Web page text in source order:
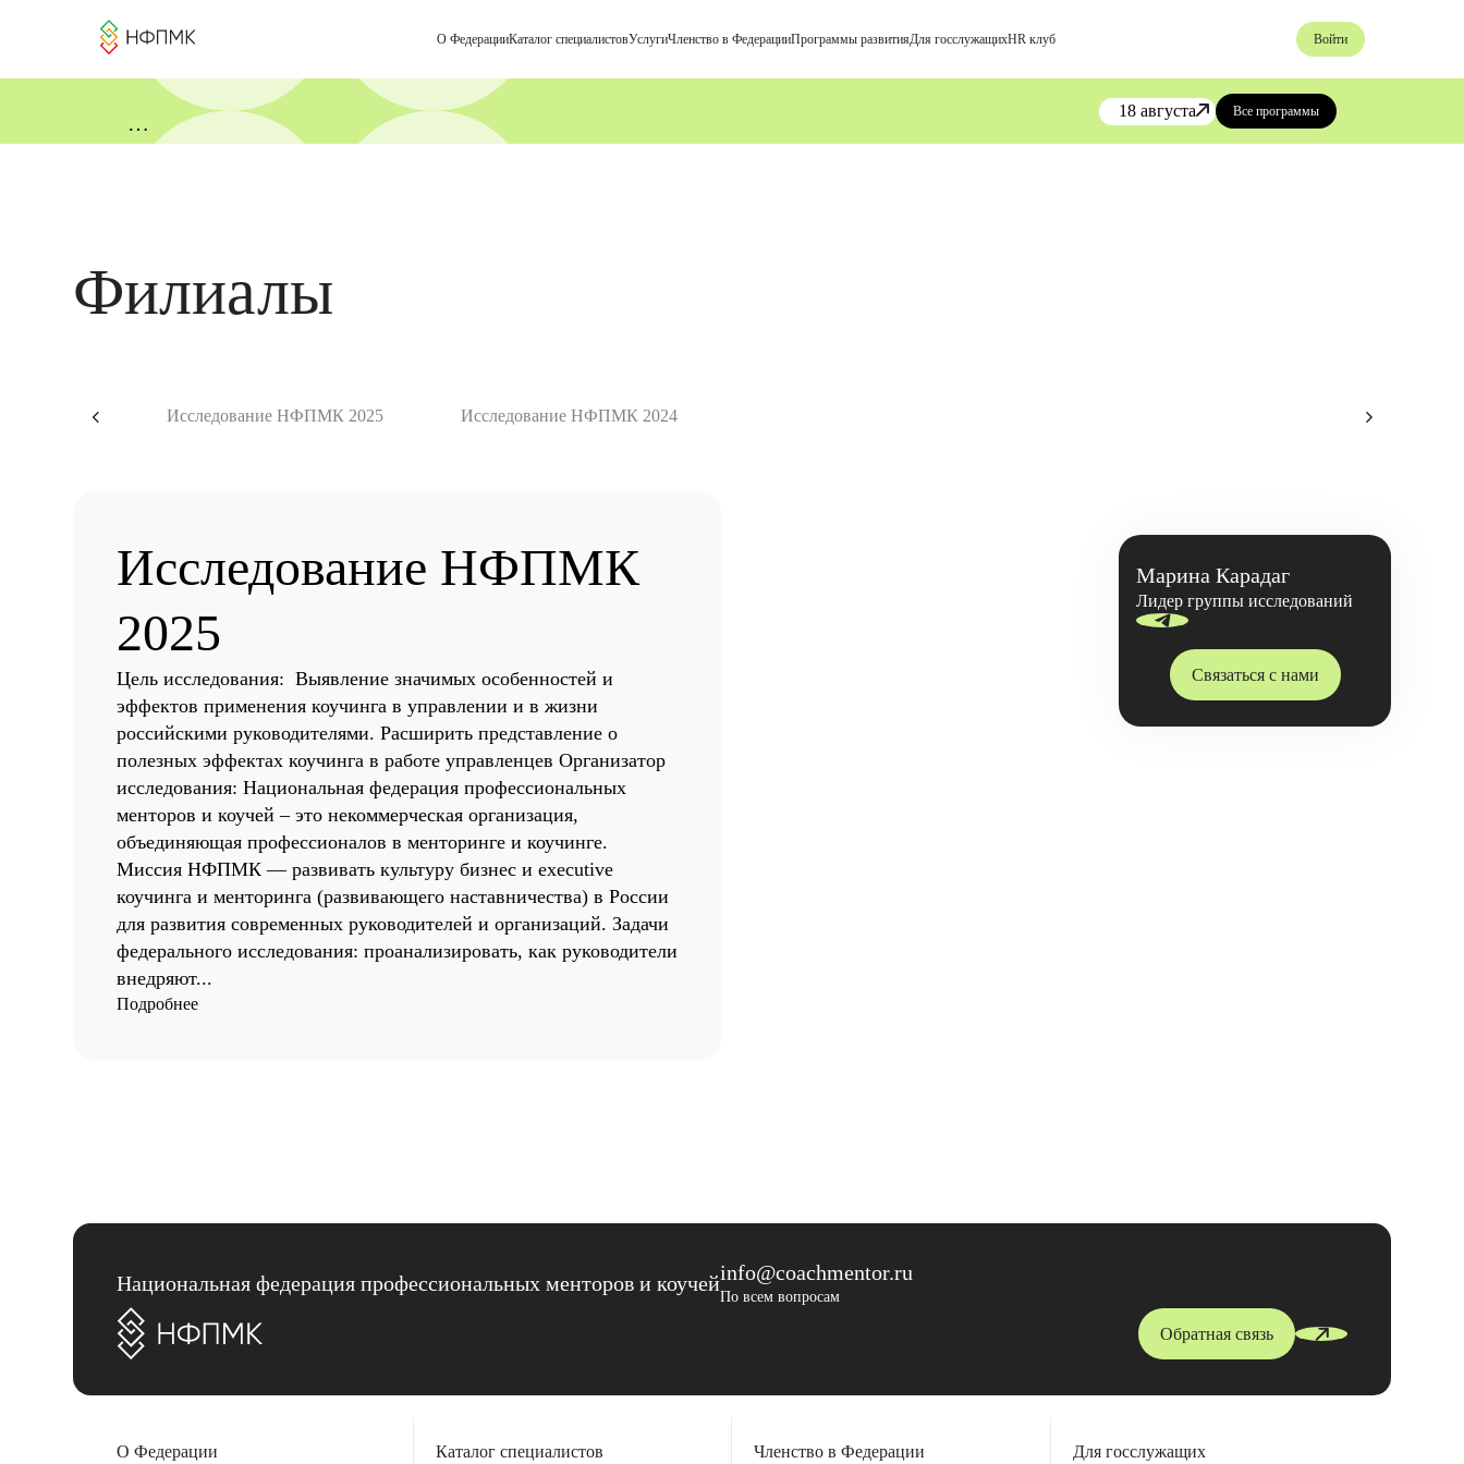
О ФедерацииКаталог cпециалистовУслугиЧленство в ФедерацииПрограммы развитияДля госслужащихHR клуб Войти
18 августа Все программы
Филиалы
Исследование НФПМК 2025 Исследование НФПМК 2024
Исследование НФПМК
2025
Цель исследования: Выявление значимых особенностей и
эффектов применения коучинга в управлении и в жизни
российскими руководителями. Расширить представление о
полезных эффектах коучинга в работе управленцев Организатор
исследования: Национальная федерация профессиональных
менторов и коучей – это некоммерческая организация,
объединяющая профессионалов в менторинге и коучинге.
Миссия НФПМК — развивать культуру бизнес и executive
коучинга и менторинга (развивающего наставничества) в России
для развития современных руководителей и организаций. Задачи
федерального исследования: проанализировать, как руководители
внедряют...
Подробнее
Марина Карадаг
Лидер группы исследований
Связаться с нами
Национальная федерация профессиональных менторов и коучейinfo@coachmentor.ru
По всем вопросам
Обратная связь
О Федерации Каталог специалистов Членство в Федерации Для госслужащих